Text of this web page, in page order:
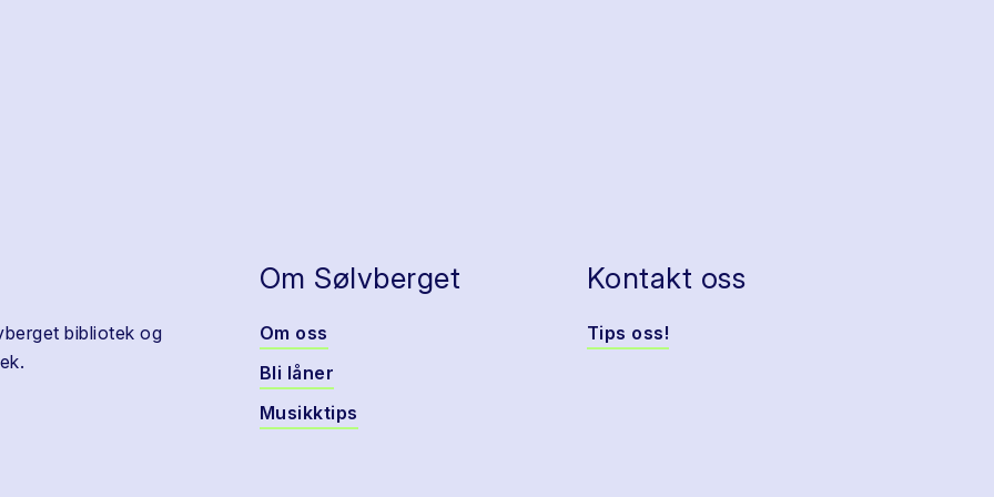
bibliotek og
Om Sølvberget
Om oss
Bli låner
Musikktips
Kontakt oss
Tips oss!